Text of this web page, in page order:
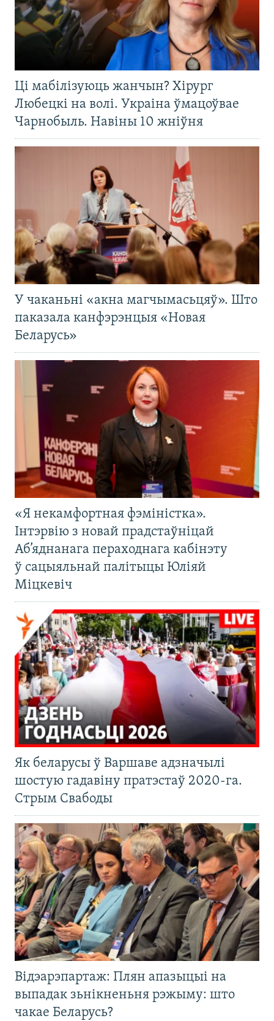
Ці мабілізуюць жанчын? Хірург
Любецкі на волі. Украіна ўмацоўвае
Чарнобыль. Навіны 10 жніўня
У чаканьні «акна магчымасьцяў». Што
паказала канфэрэнцыя «Новая
Беларусь»
«Я некамфортная фэміністка».
Інтэрвію з новай прадстаўніцай
Аб’яднанага пераходнага кабінэту
ў сацыяльнай палітыцы Юліяй
Міцкевіч
Як беларусы ў Варшаве адзначылі
шостую гадавіну пратэстаў 2020-га.
Стрым Свабоды
Відэарэпартаж: Плян апазыцыі на
выпадак зьнікненьня рэжыму: што
чакае Беларусь?